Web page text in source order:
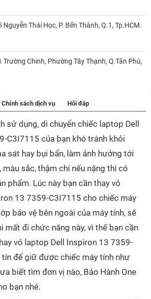
Thái Học, P. Bến Thành, Q.1, Tp.HCM.
Trường Chinh, Phường Tây Thạnh, Q.Tân Phú,
Chính sách dịch vụ Hỏi đáp
sử dụng, di chuyển chiếc laptop Dell
C3I7115 của bạn khó tránh khỏi
sát hay bụi bẩn, làm ảnh hưởng tới
màu sắc, thậm chí nếu nặng thì có
phẩm. Lúc này bạn cần thay vỏ
13 7359-C3I7115 cho chiếc máy
bảo vệ bên ngoài của máy tính, sẽ
mất đi chức năng này, vì thế bạn cần
vỏ laptop Dell Inspiron 13 7359-
để giữ được chiếc máy tính như
biết tìm đơn vị nào, Bảo Hành One
bạn nhé.